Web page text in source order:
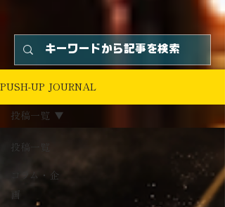
PUSH-UP JOURNAL
投稿一覧
コラム・企
画
投稿一覧